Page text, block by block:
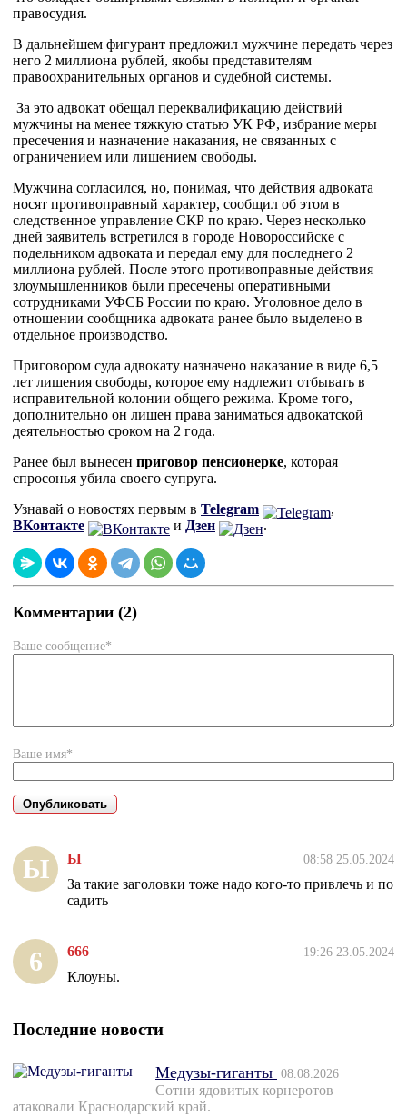
правосудия.
В дальнейшем фигурант предложил мужчине передать через
него 2 миллиона рублей, якобы представителям
правоохранительных органов и судебной системы.
За это адвокат обещал переквалификацию действий
мужчины на менее тяжкую статью УК РФ, избрание меры
пресечения и назначение наказания, не связанных с
ограничением или лишением свободы.
Мужчина согласился, но, понимая, что действия адвоката
носят противоправный характер, сообщил об этом в
следственное управление СКР по краю. Через несколько
дней заявитель встретился в городе Новороссийске с
подельником адвоката и передал ему для последнего 2
миллиона рублей. После этого противоправные действия
злоумышленников были пресечены оперативными
сотрудниками УФСБ России по краю. Уголовное дело в
отношении сообщника адвоката ранее было выделено в
отдельное производство.
Приговором суда адвокату назначено наказание в виде 6,5
лет лишения свободы, которое ему надлежит отбывать в
исправительной колонии общего режима. Кроме того,
дополнительно он лишен права заниматься адвокатской
деятельностью сроком на 2 года.
Ранее был вынесен приговор пенсионерке, которая
спросонья убила своего супруга.
Узнавай о новостях первым в Telegram
,
ВКонтакте
и Дзен .
Комментарии (2)
Ваше сообщение*
Ваше имя*
Ы Ы 08:58 25.05.2024
За такие заголовки тоже надо кого-то привлечь и по
садить
6 666 19:26 23.05.2024
Клоуны.
Последние новости
Медузы-гиганты 08.08.2026
Сотни ядовитых корнеротов
атаковали Краснодарский край.